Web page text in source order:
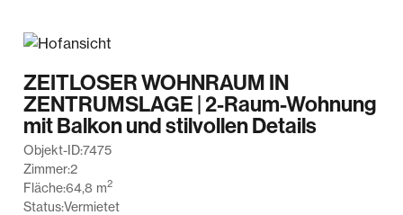
ZEITLOSER WOHNRAUM IN
ZENTRUMSLAGE | 2-Raum-Wohnung
mit Balkon und stilvollen Details
Objekt-ID:7475
Zimmer:2
Fläche:64,8 m2
Status:Vermietet